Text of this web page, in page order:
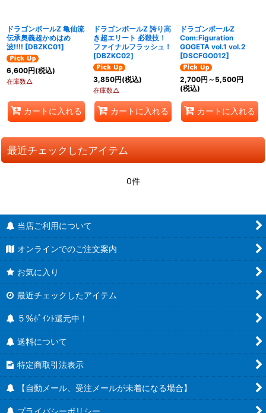
ドラゴンボールZ 亀仙流
伝承奥義超かめはめ
波!!!! [DBZKC01]
6,600円(税込)
在庫数△
カートに入れる
ドラゴンボールZ 誇り高
き超エリート 必殺技！
ファイナルフラッシュ！
[DBZKC02]
3,850円(税込)
在庫数△
カートに入れる
ドラゴンボールZ
Com:Figuration
GOGETA vol.1 vol.2
[DSCFGO012]
2,700円 ～5,500円
(税込)
カートに入れる
最近チェックしたアイテム
0件
当店ご利用について
オンラインでのご注文案内
お気に入り
最近チェックしたアイテム
５％ﾎﾟｲﾝﾄ還元中！
送料について
特定商取引法表示
【自動メール、受注メールが未着になる場合】
プライバシーポリシー